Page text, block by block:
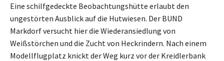
Eine schilfgedeckte Beobachtungshütte erlaubt den
ungestörten Ausblick auf die Hutwiesen. Der BUND
Markdorf versucht hier die Wiederansiedlung von
Weißstörchen und die Zucht von Heckrindern. Nach einem
Modellflugplatz knickt der Weg kurz vor der Kreidlerbank